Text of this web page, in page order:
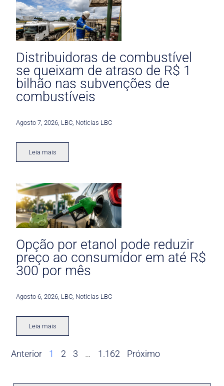
Distribuidoras de combustível
se queixam de atraso de R$ 1
bilhão nas subvenções de
combustíveis
Agosto 7, 2026 LBC Noticias LBC
Leia mais
Opção por etanol pode reduzir
preço ao consumidor em até R$
300 por mês
Agosto 6, 2026 LBC Noticias LBC
Leia mais
Anterior 1 2 3 … 1.162 Próximo